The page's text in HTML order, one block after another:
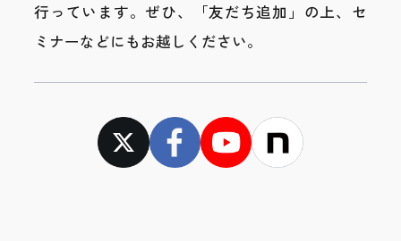
行っています。 ぜひ、「友だち追加」の上、セ
ミナーなどにもお越しください。